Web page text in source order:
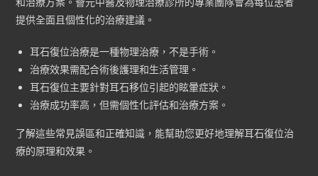
提供全面且個性化的治療建議。
耳石復位治療是一種物理治療，不是手術。
治療效果需配合術後護理和生活管理。
耳石復位主要針對耳石移位引起的眩暈症狀。
治療成功率高，但需個性化評估和治療方案。
了解這些常見誤區和正確知識，能幫助您更好地理解耳石復位治
療的原理和效果。